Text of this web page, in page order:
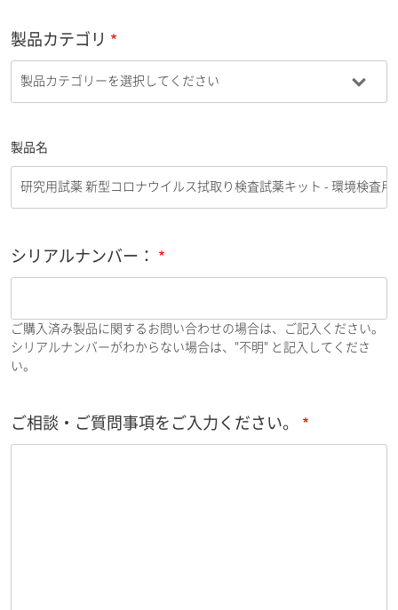
製品カテゴリ
製品名
シリアルナンバー：
ご購入済み製品に関するお問い合わせの場合は、ご記入ください。
シリアルナンバーがわからない場合は、"不明" と記入してくださ
い。
ご相談・ご質問事項をご入力ください。